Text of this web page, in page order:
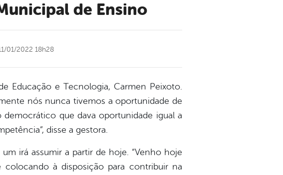
de Ensino
01/2022 18h28
Educação e Tecnologia, Carmen Peixoto.
nós nunca tivemos a oportunidade de
que dava oportunidade igual a
disse a gestora.
irá assumir a partir de hoje. “Venho hoje
à disposição para contribuir na